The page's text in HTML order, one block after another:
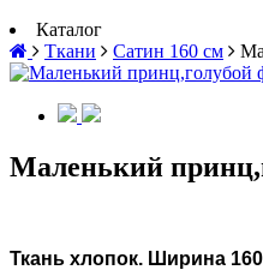
Каталог
Ткани
Сатин 160 см
Маленький
Ткань хлопок. Ширина